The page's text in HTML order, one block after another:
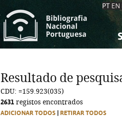
PT EN
Resultado de
CDU: =159.923(035)
2631 registos encontrados
ADICIONAR TODOS RETIRAR TODOS